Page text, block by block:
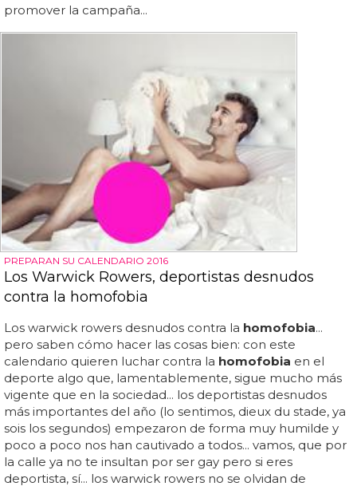
promover la campaña...
PREPARAN SU CALENDARIO 2016
Los Warwick Rowers, deportistas desnudos
contra la homofobia
Los warwick rowers desnudos contra la homofobia...
pero saben cómo hacer las cosas bien: con este
calendario quieren luchar contra la homofobia en el
deporte algo que, lamentablemente, sigue mucho más
vigente que en la sociedad... los deportistas desnudos
más importantes del año (lo sentimos, dieux du stade, ya
sois los segundos) empezaron de forma muy humilde y
poco a poco nos han cautivado a todos... vamos, que por
la calle ya no te insultan por ser gay pero si eres
deportista, sí... los warwick rowers no se olvidan de